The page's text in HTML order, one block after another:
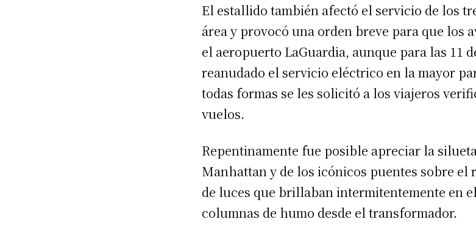
El estallido también afectó el servicio de los
área y provocó una orden breve para que los
el aeropuerto LaGuardia, aunque para las 11
reanudado el servicio eléctrico en la mayor
todas formas se les solicitó a los viajeros
vuelos.
Repentinamente fue posible apreciar la
Manhattan y de los icónicos puentes sobre el
de luces que brillaban intermitentemente en
columnas de humo desde el transformador.